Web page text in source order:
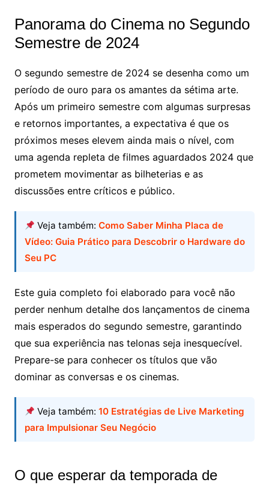
Panorama do Cinema no Segundo
Semestre de 2024
O segundo semestre de 2024 se desenha como um
período de ouro para os amantes da sétima arte.
Após um primeiro semestre com algumas surpresas
e retornos importantes, a expectativa é que os
próximos meses elevem ainda mais o nível, com
uma agenda repleta de filmes aguardados 2024 que
prometem movimentar as bilheterias e as
discussões entre críticos e público.
Veja também:Como Saber Minha Placa de
Vídeo: Guia Prático para Descobrir o Hardware do
Seu PC
Este guia completo foi elaborado para você não
perder nenhum detalhe dos lançamentos de cinema
mais esperados do segundo semestre, garantindo
que sua experiência nas telonas seja inesquecível.
Prepare-se para conhecer os títulos que vão
dominar as conversas e os cinemas.
Veja também:10 Estratégias de Live Marketing
para Impulsionar Seu Negócio
O que esperar da temporada de